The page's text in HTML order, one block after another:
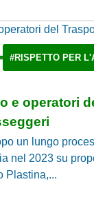
#RISPETTO PER
e operatori
un lungo
nel 2023 su
Plastina,...